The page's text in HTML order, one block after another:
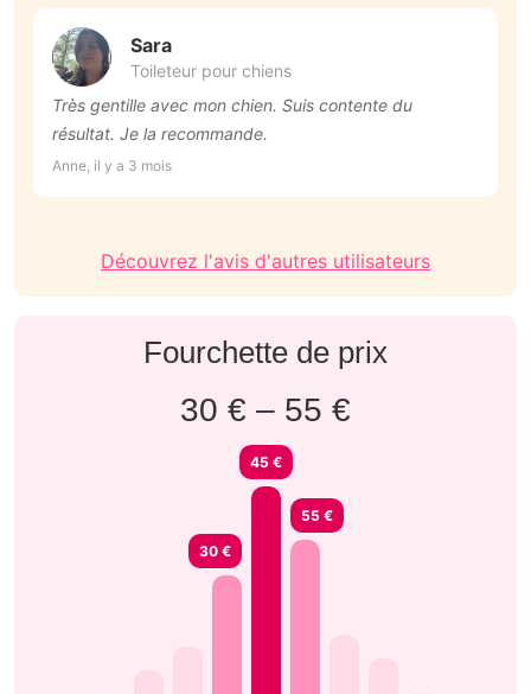
Sara
Toileteur pour chiens
Très gentille avec mon chien. Suis contente du
résultat. Je la recommande.
Anne, il y a 3 mois
Découvrez l'avis d'autres utilisateurs
Fourchette de prix
30 € – 55 €
30 €
45 €
55 €